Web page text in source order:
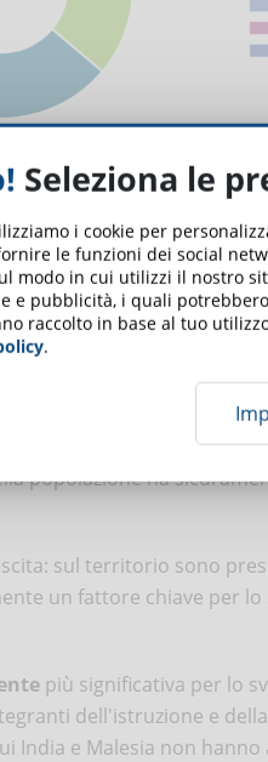
nel 2019 era pari a 3,97
nelle aziende EdTech
solo, la richiesta anche
America
ha guardato con
del lavoro. La
popolazione ha
sul territorio sono
un fattore chiave per
più significativa per lo
dell'istruzione e
India e Malesia non
Seleziona le
i cookie per
le funzioni dei social
modo in cui utilizzi il nostro
e pubblicità, i quali
raccolto in base al tuo
.